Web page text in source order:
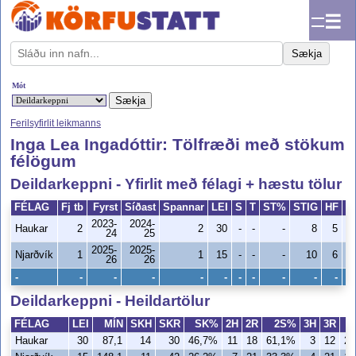
☰
Sækja
Mót
Ferilsyfirlit leikmanns
Inga Lea Ingadóttir: Tölfræði með stökum
félögum
Deildarkeppni - Yfirlit með félagi + hæstu tölur
FÉLAG Fj tb Fyrst Síðast Spannar LEI S T ST% STIG HF
Haukar
2
2023-
24
2024-
25
2 30 - - - 8 5
Njarðvík 1
2025-
26
2025-
26
1 15 - - - 10 6
- - - - - - - - - - -
Deildarkeppni - Heildartölur
FÉLAG LEI MÍN SKH SKR SK% 2H 2R 2S% 3H 3R
Haukar
30 87,1 14 30 46,7% 11 18 61,1% 3 12